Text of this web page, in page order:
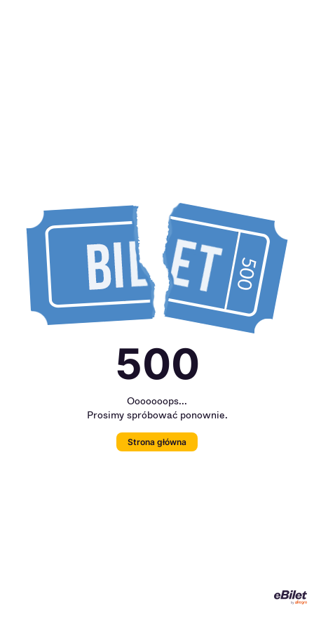
500
Ooooooops...
Prosimy spróbować ponownie.
Strona główna